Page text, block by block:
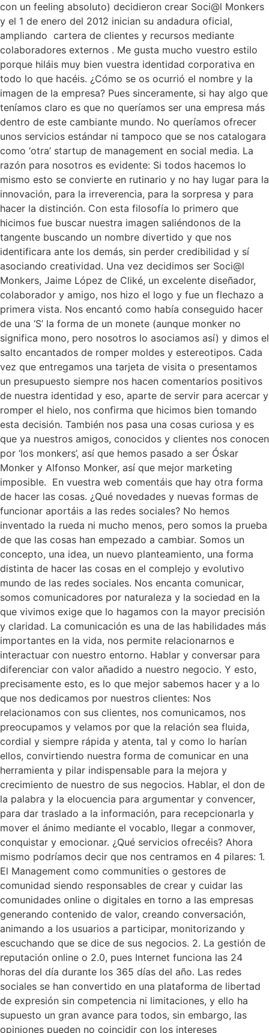
con un feeling absoluto) decidieron crear Soci@l Monkers
y el 1 de enero del 2012 inician su andadura oficial,
ampliando cartera de clientes y recursos mediante
colaboradores externos . Me gusta mucho vuestro estilo
porque hiláis muy bien vuestra identidad corporativa en
todo lo que hacéis. ¿Cómo se os ocurrió el nombre y la
imagen de la empresa? Pues sinceramente, si hay algo que
teníamos claro es que no queríamos ser una empresa más
dentro de este cambiante mundo. No queríamos ofrecer
unos servicios estándar ni tampoco que se nos catalogara
como ‘otra’ startup de management en social media. La
razón para nosotros es evidente: Si todos hacemos lo
mismo esto se convierte en rutinario y no hay lugar para la
innovación, para la irreverencia, para la sorpresa y para
hacer la distinción. Con esta filosofía lo primero que
hicimos fue buscar nuestra imagen saliéndonos de la
tangente buscando un nombre divertido y que nos
identificara ante los demás, sin perder credibilidad y sí
asociando creatividad. Una vez decidimos ser Soci@l
Monkers, Jaime López de Cliké, un excelente diseñador,
colaborador y amigo, nos hizo el logo y fue un flechazo a
primera vista. Nos encantó como había conseguido hacer
de una ‘S’ la forma de un monete (aunque monker no
significa mono, pero nosotros lo asociamos así) y dimos el
salto encantados de romper moldes y estereotipos. Cada
vez que entregamos una tarjeta de visita o presentamos
un presupuesto siempre nos hacen comentarios positivos
de nuestra identidad y eso, aparte de servir para acercar y
romper el hielo, nos confirma que hicimos bien tomando
esta decisión. También nos pasa una cosas curiosa y es
que ya nuestros amigos, conocidos y clientes nos conocen
por ‘los monkers’, así que hemos pasado a ser Óskar
Monker y Alfonso Monker, así que mejor marketing
imposible. En vuestra web comentáis que hay otra forma
de hacer las cosas. ¿Qué novedades y nuevas formas de
funcionar aportáis a las redes sociales? No hemos
inventado la rueda ni mucho menos, pero somos la prueba
de que las cosas han empezado a cambiar. Somos un
concepto, una idea, un nuevo planteamiento, una forma
distinta de hacer las cosas en el complejo y evolutivo
mundo de las redes sociales. Nos encanta comunicar,
somos comunicadores por naturaleza y la sociedad en la
que vivimos exige que lo hagamos con la mayor precisión
y claridad. La comunicación es una de las habilidades más
importantes en la vida, nos permite relacionarnos e
interactuar con nuestro entorno. Hablar y conversar para
diferenciar con valor añadido a nuestro negocio. Y esto,
precisamente esto, es lo que mejor sabemos hacer y a lo
que nos dedicamos por nuestros clientes: Nos
relacionamos con sus clientes, nos comunicamos, nos
preocupamos y velamos por que la relación sea fluida,
cordial y siempre rápida y atenta, tal y como lo harían
ellos, convirtiendo nuestra forma de comunicar en una
herramienta y pilar indispensable para la mejora y
crecimiento de nuestro de sus negocios. Hablar, el don de
la palabra y la elocuencia para argumentar y convencer,
para dar traslado a la información, para recepcionarla y
mover el ánimo mediante el vocablo, llegar a conmover,
conquistar y emocionar. ¿Qué servicios ofrecéis? Ahora
mismo podríamos decir que nos centramos en 4 pilares: 1.
El Management como communities o gestores de
comunidad siendo responsables de crear y cuidar las
comunidades online o digitales en torno a las empresas
generando contenido de valor, creando conversación,
animando a los usuarios a participar, monitorizando y
escuchando que se dice de sus negocios. 2. La gestión de
reputación online o 2.0, pues Internet funciona las 24
horas del día durante los 365 días del año. Las redes
sociales se han convertido en una plataforma de libertad
de expresión sin competencia ni limitaciones, y ello ha
supuesto un gran avance para todos, sin embargo, las
opiniones pueden no coincidir con los intereses